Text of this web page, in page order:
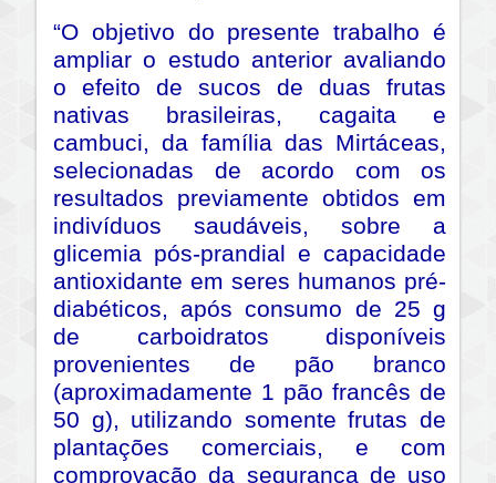
“O objetivo do presente trabalho é
ampliar o estudo anterior avaliando
o efeito de sucos de duas frutas
nativas brasileiras, cagaita e
cambuci, da família das Mirtáceas,
selecionadas de acordo com os
resultados previamente obtidos em
indivíduos saudáveis, sobre a
glicemia pós-prandial e capacidade
antioxidante em seres humanos pré-
diabéticos, após consumo de 25 g
de carboidratos disponíveis
provenientes de pão branco
(aproximadamente 1 pão francês de
50 g), utilizando somente frutas de
plantações comerciais, e com
comprovação da segurança de uso